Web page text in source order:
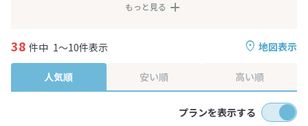
もっと見る
地図表示
38 件中 1～10件表示
人気順 安い順 高い順
プランを表示する